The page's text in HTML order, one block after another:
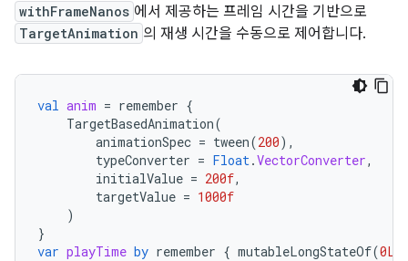
withFrameNanos 에서 제공하는 프레임 시간을 기반으로
TargetAnimation 의 재생 시간을 수동으로 제어합니다.
val anim = remember {
TargetBasedAnimation(
animationSpec = tween(200),
typeConverter = Float.VectorConverter,
initialValue = 200f,
targetValue = 1000f
)
}
var playTime by remember { mutableLongStateOf(0L